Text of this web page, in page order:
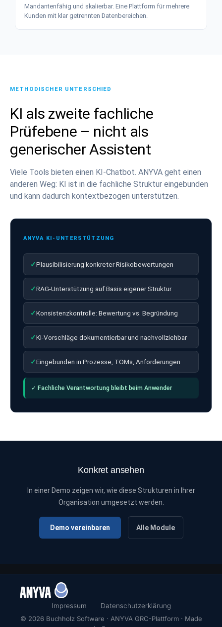
Mandantenfähig und skalierbar. Eine Plattform für mehrere
Kunden mit klar getrennten Datenbereichen.
METHODISCHER UNTERSCHIED
KI als zweite fachliche
Prüfebene – nicht als
generischer Assistent
Viele Tools bieten einen KI-Chatbot. ANYVA geht einen
anderen Weg: KI ist in die fachliche Struktur eingebunden
und kann dadurch kontextbezogen unterstützen.
ANYVA KI-UNTERSTÜTZUNG
✓Plausibilisierung konkreter Risikobewertungen
✓RAG-Unterstützung auf Basis eigener Struktur
✓Konsistenzkontrolle: Bewertung vs. Begründung
✓KI-Vorschläge dokumentierbar und nachvollziehbar
✓Eingebunden in Prozesse, TOMs, Anforderungen
✓ Fachliche Verantwortung bleibt beim Anwender
Konkret ansehen
In einer Demo zeigen wir, wie diese Strukturen in Ihrer
Organisation umgesetzt werden.
Demo vereinbaren Alle Module
Impressum
Datenschutzerklärung
© 2026 Buchholz Software · ANYVA GRC-Plattform · Made